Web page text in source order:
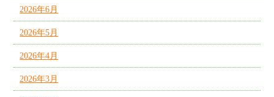
2026年6月
2026年5月
2026年4月
2026年3月